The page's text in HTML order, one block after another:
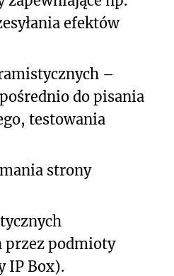
efektów
–
do pisania
testowania
strony
przez podmioty
IP Box).